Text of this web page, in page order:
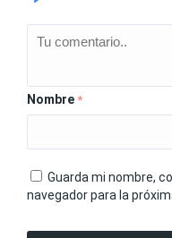
Nombre *
Guarda mi nombre,
navegador para la